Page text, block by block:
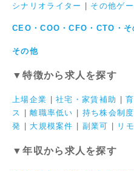
シナリオライター | その他ゲ
CEO・COO・CFO・CTO・そ
その他
▼特徴から求人を探す
上場企業 |社宅・家賃補助 |
ス
|離職率低い 持ち株会制度
発
大規模案件 副業可 リ
▼年収から求人を探す